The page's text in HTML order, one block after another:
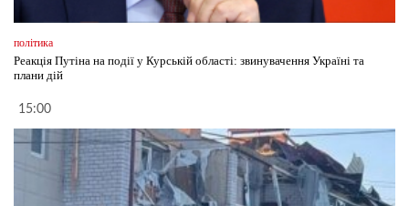
політика
Реакція Путіна на події у Курській області: звинувачення Україні та
плани дій
15:00